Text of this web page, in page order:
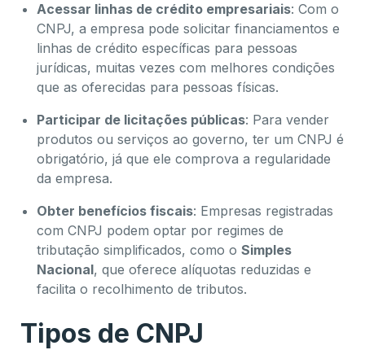
Acessar linhas de crédito empresariais: Com o
CNPJ, a empresa pode solicitar financiamentos e
linhas de crédito específicas para pessoas
jurídicas, muitas vezes com melhores condições
que as oferecidas para pessoas físicas.
Participar de licitações públicas: Para vender
produtos ou serviços ao governo, ter um CNPJ é
obrigatório, já que ele comprova a regularidade
da empresa.
Obter benefícios fiscais: Empresas registradas
com CNPJ podem optar por regimes de
tributação simplificados, como o Simples
Nacional, que oferece alíquotas reduzidas e
facilita o recolhimento de tributos.
Tipos de CNPJ